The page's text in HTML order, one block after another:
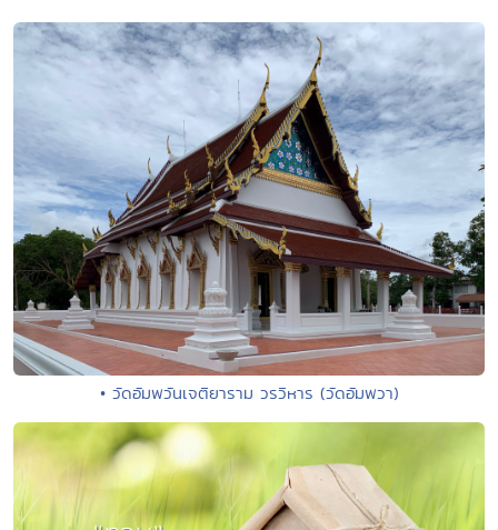
• วัดอัมพวันเจติยาราม วรวิหาร (วัดอัมพวา)